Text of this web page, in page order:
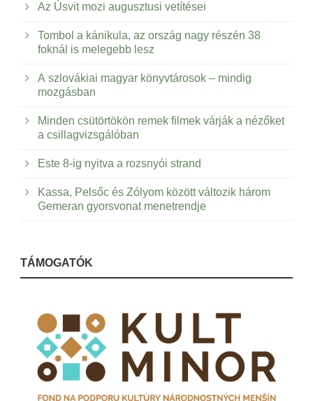
Az Úsvit mozi augusztusi vetítései
Tombol a kánikula, az ország nagy részén 38
foknál is melegebb lesz
A szlovákiai magyar könyvtárosok – mindig
mozgásban
Minden csütörtökön remek filmek várják a nézőket
a csillagvizsgálóban
Este 8-ig nyitva a rozsnyói strand
Kassa, Pelsőc és Zólyom között változik három
Gemeran gyorsvonat menetrendje
TÁMOGATÓK